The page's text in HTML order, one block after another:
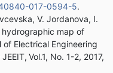
017-0594-5.
V. Jordanova, I.
hydrographic map of
of Electrical Engineering
Vol.1, No. 1-2, 2017,